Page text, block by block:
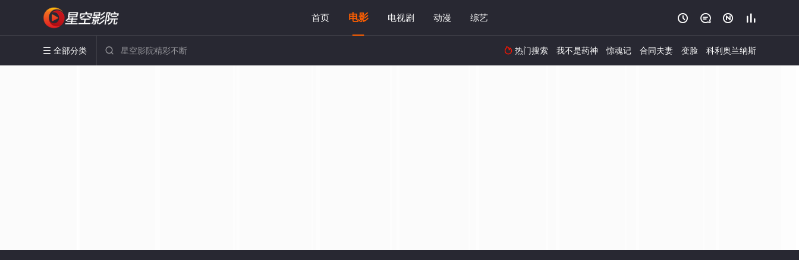
首页 电影 电视剧 动漫 综艺    
 全部分类   热门搜索 我不是药神 惊魂记 合同夫妻 变脸 科利奥兰纳斯